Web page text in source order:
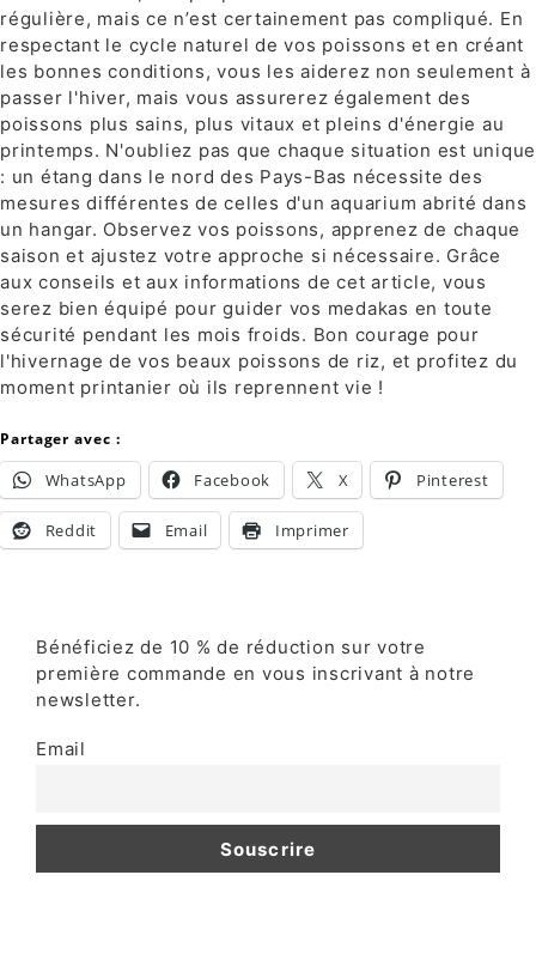
régulière, mais ce n’est certainement pas compliqué. En
respectant le cycle naturel de vos poissons et en créant
les bonnes conditions, vous les aiderez non seulement à
passer l'hiver, mais vous assurerez également des
poissons plus sains, plus vitaux et pleins d'énergie au
printemps. N'oubliez pas que chaque situation est unique
: un étang dans le nord des Pays-Bas nécessite des
mesures différentes de celles d'un aquarium abrité dans
un hangar. Observez vos poissons, apprenez de chaque
saison et ajustez votre approche si nécessaire. Grâce
aux conseils et aux informations de cet article, vous
serez bien équipé pour guider vos medakas en toute
sécurité pendant les mois froids. Bon courage pour
l'hivernage de vos beaux poissons de riz, et profitez du
moment printanier où ils reprennent vie !
Partager avec :
WhatsApp Facebook X Pinterest
Reddit Email Imprimer
Bénéficiez de 10 % de réduction sur votre
première commande en vous inscrivant à notre
newsletter.
Email